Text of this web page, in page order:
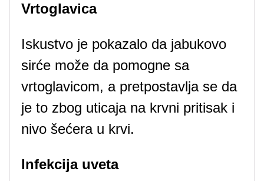
Vrtoglavica
Iskustvo je pokazalo da jabukovo
sirće može da pomogne sa
vrtoglavicom, a pretpostavlja se da
je to zbog uticaja na krvni pritisak i
nivo šećera u krvi.
Infekcija uveta